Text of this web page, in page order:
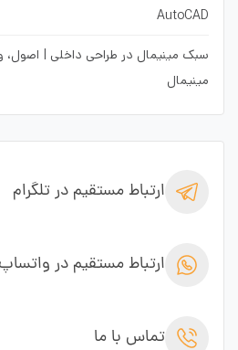
AutoCAD
سبک مینیمال در طراحی داخلی | اصول،
مینیمال
ارتباط مستقیم در تلگرام
ارتباط مستقیم در واتساپ
تماس با ما